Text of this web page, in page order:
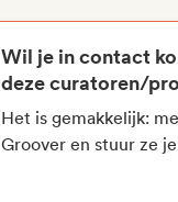
Wil je in contact
deze curatoren/
Het is gemakkelijk:
Groover en stuur ze